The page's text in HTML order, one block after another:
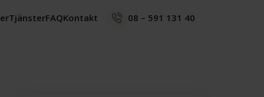
TjänsterFAQKontakt 08 – 591 131 40